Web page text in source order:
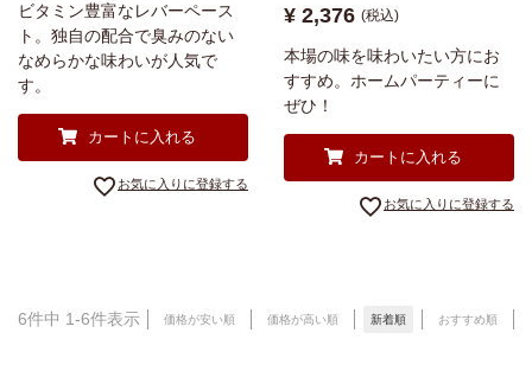
ビタミン豊富なレバーペース
ト。独自の配合で臭みのない
なめらかな味わいが人気で
す。
カートに入れる
お気に入りに登録する
¥ 2,376 税込
本場の味を味わいたい方にお
すすめ。ホームパーティーに
ぜひ！
カートに入れる
お気に入りに登録する
価格が安い順 価格が高い順 新着順 おすすめ順
6件中 1-6件表示